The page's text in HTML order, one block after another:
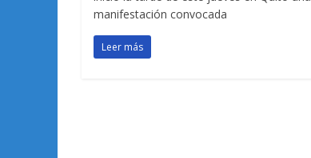
manifestación convocada
Leer más